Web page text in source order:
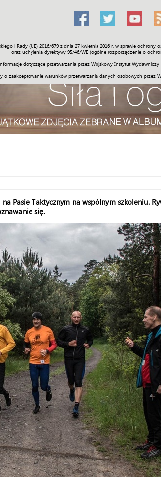
i Rady (UE) 2016/679 z dnia 27 kwietnia 2016 r. w sprawie
oraz uchylenia dyrektywy 95/46/WE (ogólne rozporządzenie o
dotyczące przetwarzania przez Wojskowy Instytut
o zaakceptowanie warunków przetwarzania danych osobowych przez
Świat Społeczność Sport Historia
Pasie Taktycznym na wspólnym szkoleniu.
się.